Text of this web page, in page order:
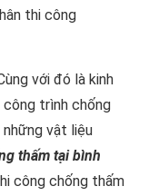
thi công
với đó là kinh
công trình chống
những vật liệu
thấm tại bình
công chống thấm